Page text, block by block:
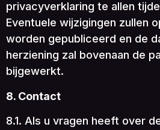
privacyverklaring te allen
Eventuele wijzigingen zullen
worden gepubliceerd en de
herziening zal bovenaan de
bijgewerkt.
8. Contact
8.1. Als u vragen heeft over